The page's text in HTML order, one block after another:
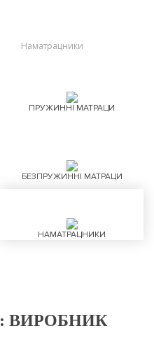
Наматрацники
ПРУЖИННІ МАТРАЦИ
БЕЗПРУЖИННІ МАТРАЦИ
НАМАТРАЦНИКИ
ВИРОБНИК